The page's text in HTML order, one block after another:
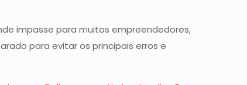
impasse para muitos empreendedores,
para evitar os principais erros e